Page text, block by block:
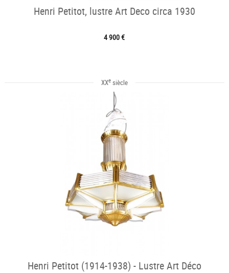
Henri Petitot, lustre Art Deco circa 1930
4 900 €
XXesiècle
Henri Petitot (1914-1938) - Lustre Art Déco